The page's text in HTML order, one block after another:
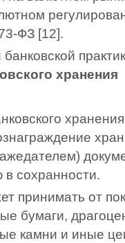
ФЗ [12].
хранения
в сохранности.
принимать от
бумаги,
камни и иные